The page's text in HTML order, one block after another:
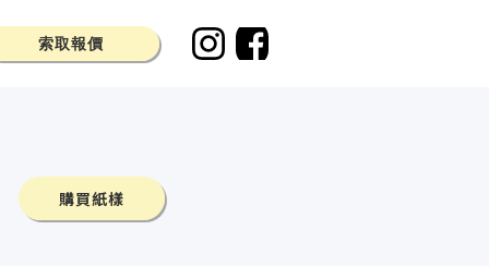
索取報價
購買紙樣